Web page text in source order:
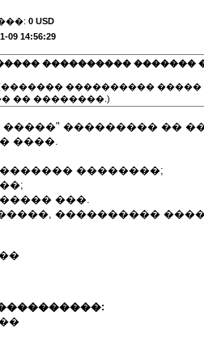
0 USD
09 14:56:29
���������� �������
����������
�� ��������.)
�����" ��������� ��
����.
��������;
���.
����������